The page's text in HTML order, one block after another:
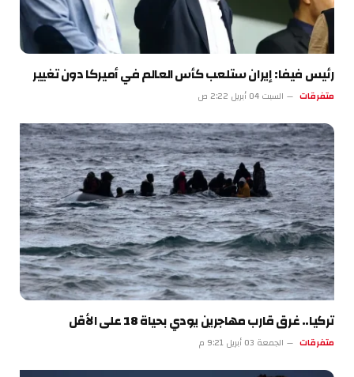
رئيس فيفا: إيران ستلعب كأس العالم في أميركا دون تغيير
متفرقات السبت 04 أبريل 2:22 ص
تركيا.. غرق قارب مهاجرين يودي بحياة 18 على الأقل
متفرقات الجمعة 03 أبريل 9:21 م